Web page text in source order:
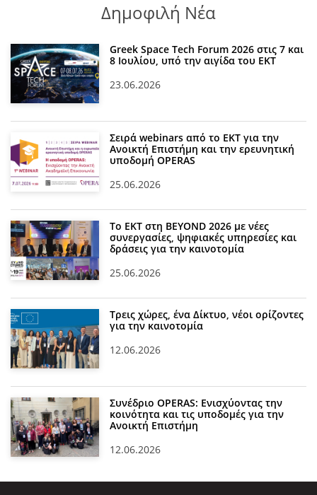
Δημοφιλή Νέα
Greek Space Tech Forum 2026 στις 7 και
8 Ιουλίου, υπό την αιγίδα του ΕΚΤ
23.06.2026
Σειρά webinars από το ΕΚΤ για την
Ανοικτή Επιστήμη και την ερευνητική
υποδομή OPERAS
25.06.2026
Το ΕΚΤ στη BEYOND 2026 με νέες
συνεργασίες, ψηφιακές υπηρεσίες και
δράσεις για την καινοτομία
25.06.2026
Τρεις χώρες, ένα Δίκτυο, νέοι ορίζοντες
για την καινοτομία
12.06.2026
Συνέδριο OPERAS: Ενισχύοντας την
κοινότητα και τις υποδομές για την
Ανοικτή Επιστήμη
12.06.2026